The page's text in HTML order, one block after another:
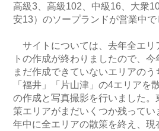
高級3、高級102、中級16、大衆
安13）のソープランドが営業中で
サイトについては、去年全エリ
トの作成が終わりましたので、
まだ作成できていないエリアのう
「福井」「片山津」の4エリアを
の作成と写真撮影を行いました。
策エリアがまだいくつか残って
年中に全エリアの散策を終え、現